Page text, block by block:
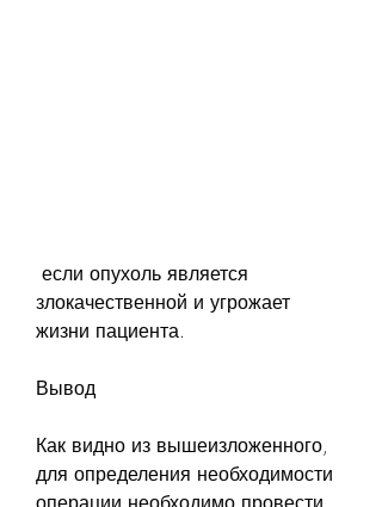
злокачественной и угрожает
жизни пациента.
Вывод
Как видно из вышеизложенного,
для определения необходимости
операции необходимо провести